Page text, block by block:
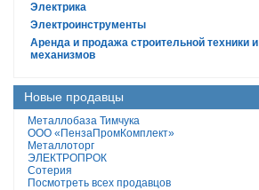
Электрика
Электроинструменты
Аренда и продажа строительной техники и
механизмов
Новые продавцы
Металлобаза Тимчука
ООО «ПензаПромКомплект»
Металлоторг
ЭЛЕКТРОПРОК
Сотерия
Посмотреть всех продавцов